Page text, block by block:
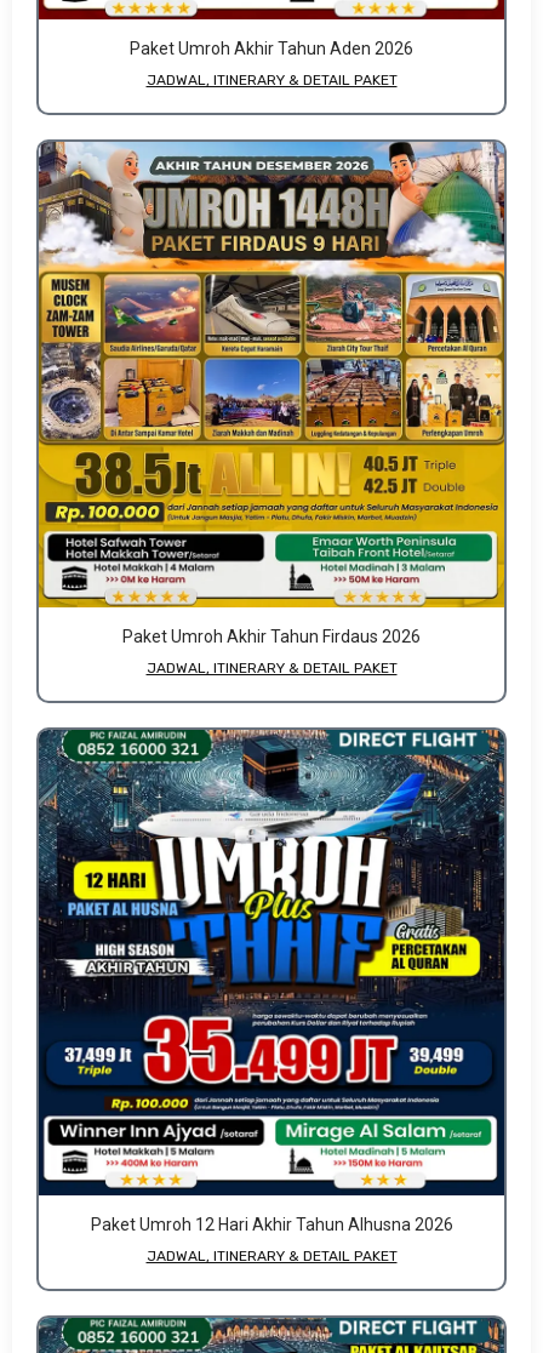
Paket Umroh Akhir Tahun Aden 2026
JADWAL, ITINERARY & DETAIL PAKET
Paket Umroh Akhir Tahun Firdaus 2026
JADWAL, ITINERARY & DETAIL PAKET
Paket Umroh 12 Hari Akhir Tahun Alhusna 2026
JADWAL, ITINERARY & DETAIL PAKET